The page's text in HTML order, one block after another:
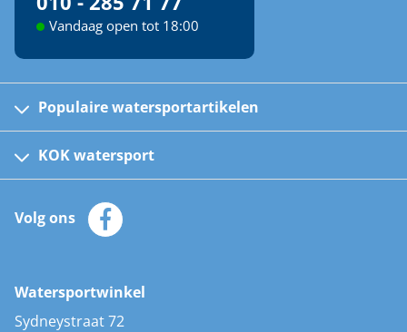
Vandaag open tot 18:00
Populaire watersportartikelen
Kinder reddingsvesten
Automatische reddingsvesten
Zeilkleding
Zonnepanelen
AIS transponders
Stootwillen en fenders
KOK watersport
Klantenservice
Merken
Volg ons
Watersportwinkel
Sydneystraat 72